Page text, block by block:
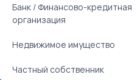
Банк / Финансово-кредитная
организация
Недвижимое имущество
Частный собственник